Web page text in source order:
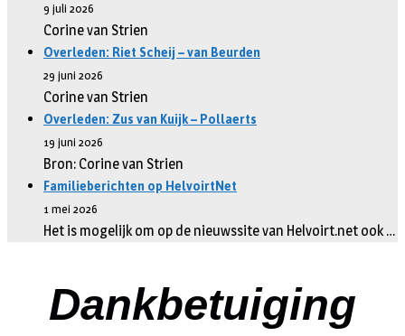
9 juli 2026
Corine van Strien
Overleden: Riet Scheij – van Beurden
29 juni 2026
Corine van Strien
Overleden: Zus van Kuijk – Pollaerts
19 juni 2026
Bron: Corine van Strien
Familieberichten op HelvoirtNet
1 mei 2026
Het is mogelijk om op de nieuwssite van Helvoirt.net ook …
Dankbetuiging